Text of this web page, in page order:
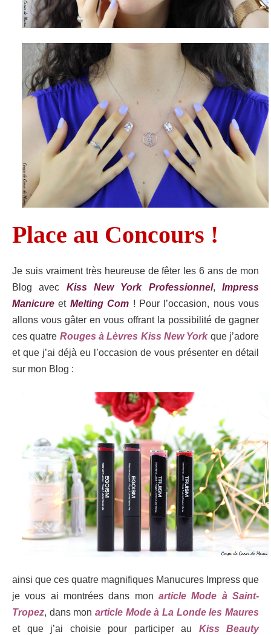
Place au Concours !
Je suis vraiment très heureuse de fêter les 6 ans de mon
Blog avec Kiss New York Professionnel,Impress
Manicure et Melting Com ! Pour l’occasion, nous vous
allons vous gâter en vous offrant la possibilité de gagner
ces quatre Rouges à Lèvres Kiss New Yorkque j’adore
et que j’ai déjà eu l’occasion de vous présenter en détail
sur mon Blog :
ainsi que ces quatre magnifiques Manucures Impress que
je vous ai montrées dans mon article Mode à Saint-
Tropez, dans mon article Mode à La Londe les Maures
et que j’ai choisie pour participer au Kiss Beauty